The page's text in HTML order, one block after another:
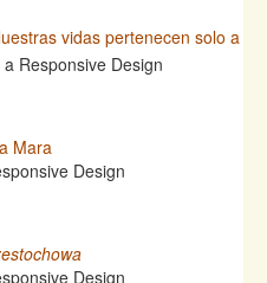
vidas pertenecen solo a
Mara